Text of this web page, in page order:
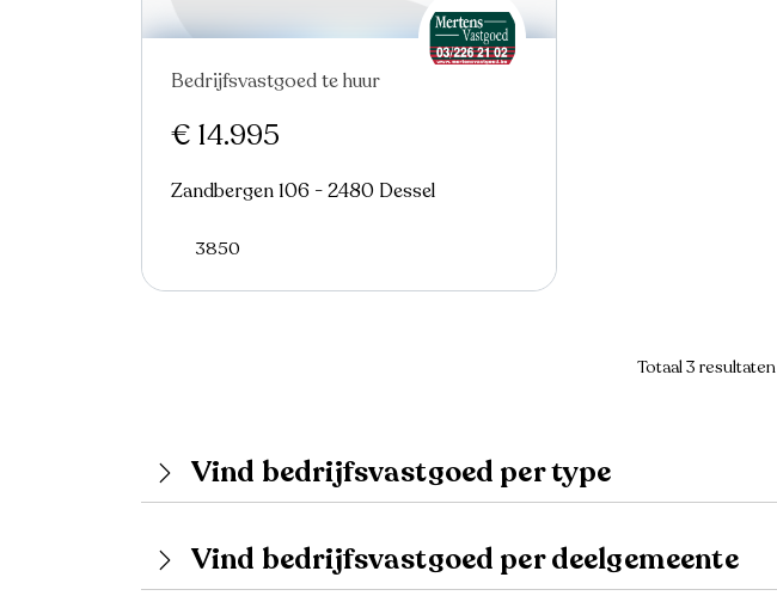
Bedrijfsvastgoed te huur
€ 14.995
Zandbergen 106 - 2480 Dessel
3850
Totaal 3 resultaten
Vind bedrijfsvastgoed per type
Vind bedrijfsvastgoed per deelgemeente